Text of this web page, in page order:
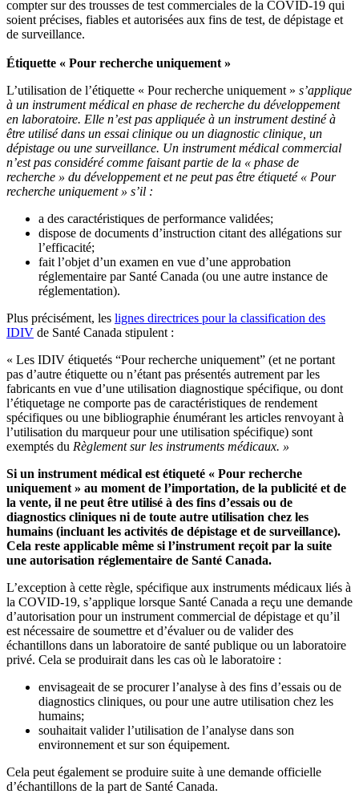
compter sur des trousses de test commerciales de la COVID-19 qui
soient précises, fiables et autorisées aux fins de test, de dépistage et
de surveillance.
Étiquette « Pour recherche uniquement »
L’utilisation de l’étiquette « Pour recherche uniquement » s’applique
à un instrument médical en phase de recherche du développement
en laboratoire. Elle n’est pas appliquée à un instrument destiné à
être utilisé dans un essai clinique ou un diagnostic clinique, un
dépistage ou une surveillance. Un instrument médical commercial
n’est pas considéré comme faisant partie de la « phase de
recherche » du développement et ne peut pas être étiqueté « Pour
recherche uniquement » s’il :
a des caractéristiques de performance validées;
dispose de documents d’instruction citant des allégations sur
l’efficacité;
fait l’objet d’un examen en vue d’une approbation
réglementaire par Santé Canada (ou une autre instance de
réglementation).
Plus précisément, les lignes directrices pour la classification des
IDIV de Santé Canada stipulent :
« Les IDIV étiquetés “Pour recherche uniquement” (et ne portant
pas d’autre étiquette ou n’étant pas présentés autrement par les
fabricants en vue d’une utilisation diagnostique spécifique, ou dont
l’étiquetage ne comporte pas de caractéristiques de rendement
spécifiques ou une bibliographie énumérant les articles renvoyant à
l’utilisation du marqueur pour une utilisation spécifique) sont
exemptés du Règlement sur les instruments médicaux. »
Si un instrument médical est étiqueté « Pour recherche
uniquement » au moment de l’importation, de la publicité et de
la vente, il ne peut être utilisé à des fins d’essais ou de
diagnostics cliniques ni de toute autre utilisation chez les
humains (incluant les activités de dépistage et de surveillance).
Cela reste applicable même si l’instrument reçoit par la suite
une autorisation réglementaire de Santé Canada.
L’exception à cette règle, spécifique aux instruments médicaux liés à
la COVID-19, s’applique lorsque Santé Canada a reçu une demande
d’autorisation pour un instrument commercial de dépistage et qu’il
est nécessaire de soumettre et d’évaluer ou de valider des
échantillons dans un laboratoire de santé publique ou un laboratoire
privé. Cela se produirait dans les cas où le laboratoire :
envisageait de se procurer l’analyse à des fins d’essais ou de
diagnostics cliniques, ou pour une autre utilisation chez les
humains;
souhaitait valider l’utilisation de l’analyse dans son
environnement et sur son équipement.
Cela peut également se produire suite à une demande officielle
d’échantillons de la part de Santé Canada.